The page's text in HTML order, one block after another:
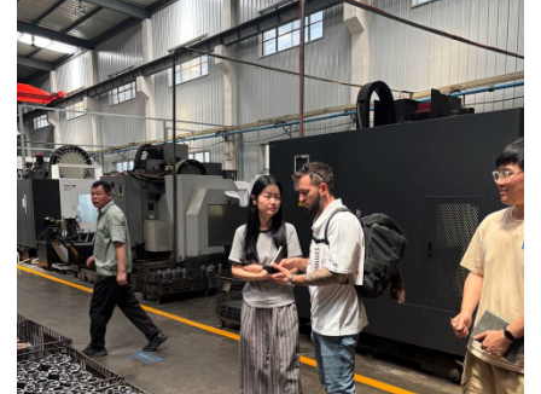
ИНДИВИДУАЛЬНЫЕ УСЛУГИ
Выгодные условия
Сертификация грузов
Консолидация грузов
Сопровождение грузов
Таможенное оформление
Страхование груза
Временное хранение
Организация производства
Проверка качества товара
Оплата и переговоры
с поставщиком
Инспекция поставщика